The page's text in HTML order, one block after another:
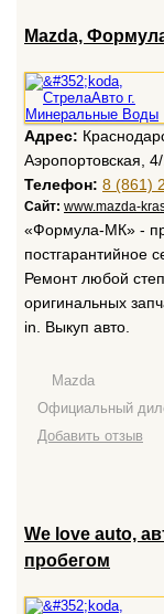
Mazda,
Адрес:
Аэропортовская, 4/
Телефон: 8 (861)
Сайт: www.mazda-
«Формула-МК» -
постгарантийное
Ремонт любой
оригинальных
in. Выкуп авто.
Mazda
Официальный
Добавить отзыв
We love auto,
пробегом